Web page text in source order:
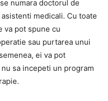
numara doctorul de
medicali. Cu toate
va pot spune cu
sau purtarea unui
ei va pot
sa incepeti un program